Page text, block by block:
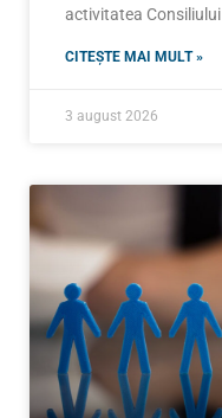
activitatea
CITEȘTE MAI MULT »
3 august 2026